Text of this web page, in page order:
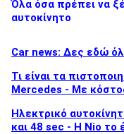
Όλα όσα πρέπει να
αυτοκίνητο
Car news: Δες εδώ
Τι είναι τα
Mercedes - Με
Ηλεκτρικό
και 48 sec - Η Nio το